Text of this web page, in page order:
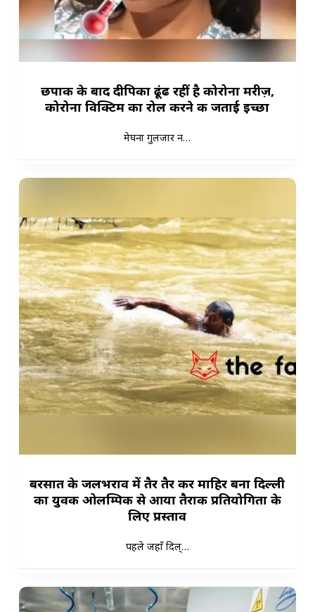
छपाक के बाद दीपिका ढूंढ रहीं है कोरोना मरीज़,
कोरोना विक्टिम का रोल करने की जताई इच्छा
मेघना गुलजार न…
बरसात के जलभराव में तैर तैर कर माहिर बना दिल्ली
का युवक ओलम्पिक से आया तैराकी प्रतियोगिता के
लिए प्रस्ताव
पहले जहाँ दिल्…